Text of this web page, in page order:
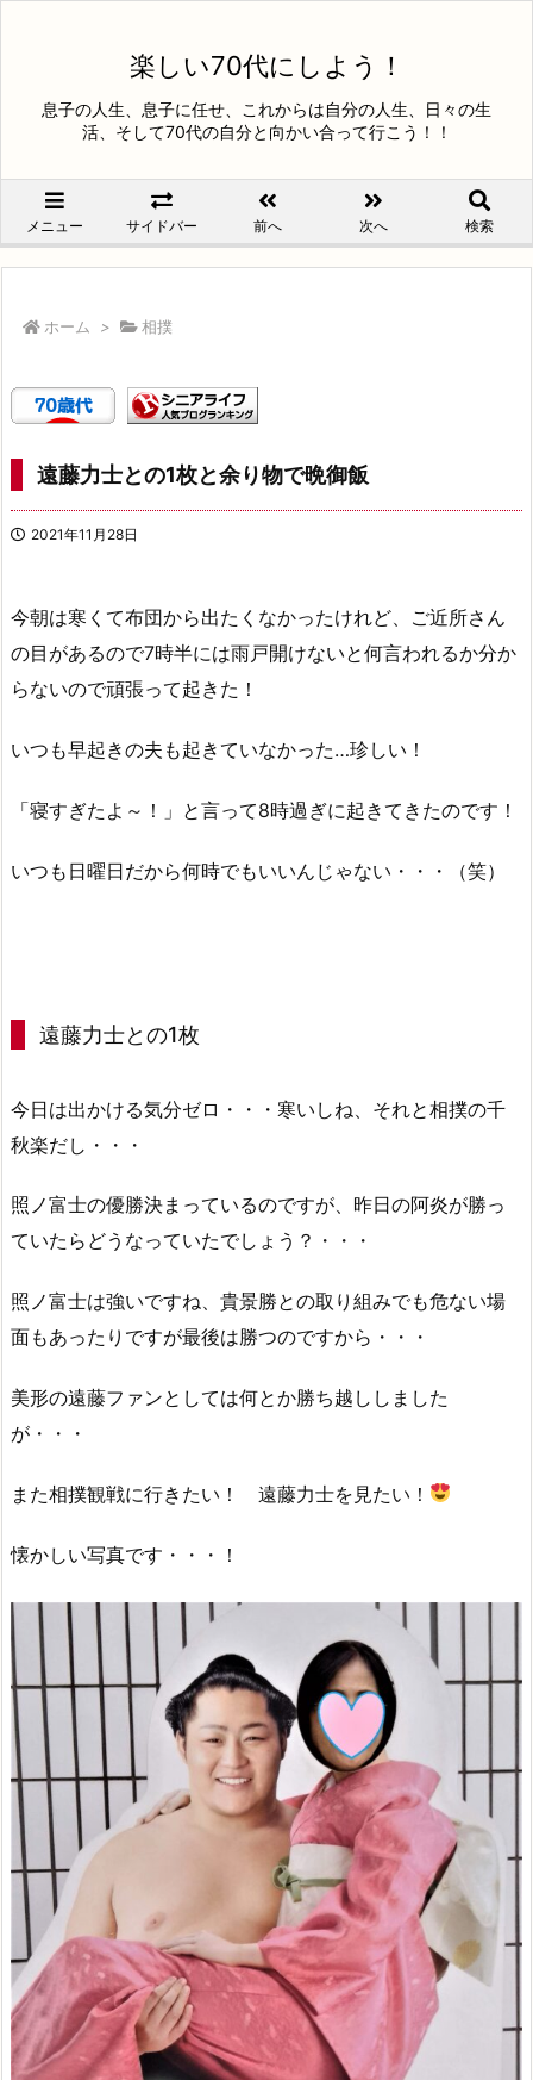
楽しい70代にしよう！
息子の人生、息子に任せ、これからは自分の人生、日々の生
活、そして70代の自分と向かい合って行こう！！
メニュー サイドバー 前へ 次へ 検索
ホーム > 相撲
遠藤力士との1枚と余り物で晩御飯
2021年11月28日
今朝は寒くて布団から出たくなかったけれど、ご近所さん
の目があるので7時半には雨戸開けないと何言われるか分か
らないので頑張って起きた！
いつも早起きの夫も起きていなかった…珍しい！
「寝すぎたよ～！」と言って8時過ぎに起きてきたのです！
いつも日曜日だから何時でもいいんじゃない・・・（笑）
遠藤力士との1枚
今日は出かける気分ゼロ・・・寒いしね、それと相撲の千
秋楽だし・・・
照ノ富士の優勝決まっているのですが、昨日の阿炎が勝っ
ていたらどうなっていたでしょう？・・・
照ノ富士は強いですね、貴景勝との取り組みでも危ない場
面もあったりですが最後は勝つのですから・・・
美形の遠藤ファンとしては何とか勝ち越ししました
が・・・
また相撲観戦に行きたい！ 遠藤力士を見たい！
懐かしい写真です・・・！